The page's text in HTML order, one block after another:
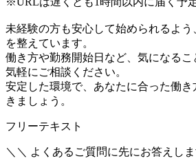
未経験の方も安心して始められるよう
を整えています。
働き方や勤務開始日など、気になる
気軽にご相談ください。
安定した環境で、あなたに合った働
きましょう。
フリーテキスト
＼＼ よくあるご質問に先にお答えし